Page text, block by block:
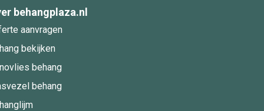
behangplaza.nl
aanvragen
bekijken
behang
behang